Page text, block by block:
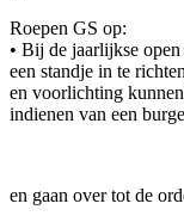
Roepen GS op:
• Bij de jaarlijkse
een standje in te
en voorlichting
indienen van een
en gaan over tot de